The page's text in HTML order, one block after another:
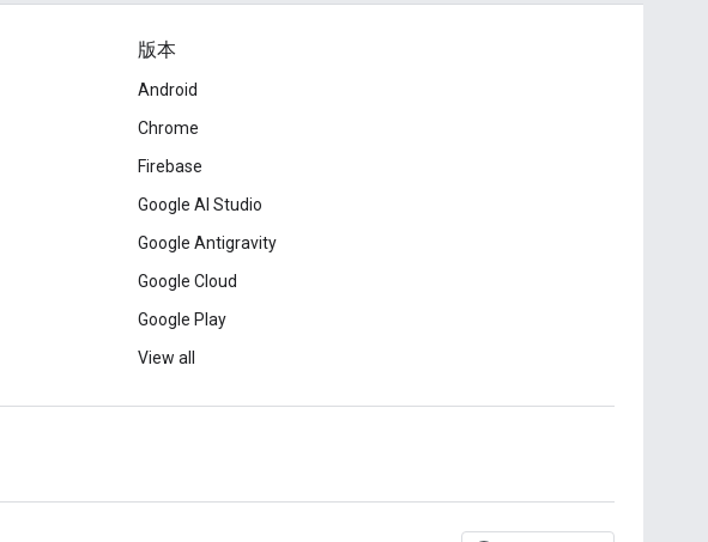
版本
Android
Chrome
Firebase
Google AI Studio
Google Antigravity
Google Cloud
Google Play
View all